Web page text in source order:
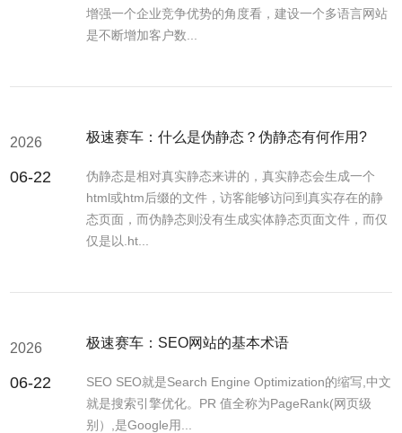
增强一个企业竞争优势的角度看，建设一个多语言网站
是不断增加客户数...
2026
06-22
极速赛车：什么是伪静态？伪静态有何作用?
伪静态是相对真实静态来讲的，真实静态会生成一个
html或htm后缀的文件，访客能够访问到真实存在的静
态页面，而伪静态则没有生成实体静态页面文件，而仅
仅是以.ht...
2026
06-22
极速赛车：SEO网站的基本术语
SEO SEO就是Search Engine Optimization的缩写,中文
就是搜索引擎优化。PR 值全称为PageRank(网页级
别）,是Google用...